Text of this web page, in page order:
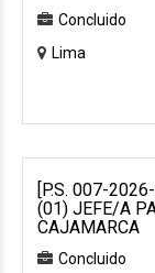
Concluido
Lima
[P.S. 007-
(01) JEFE/A
CAJAMARCA
Concluido